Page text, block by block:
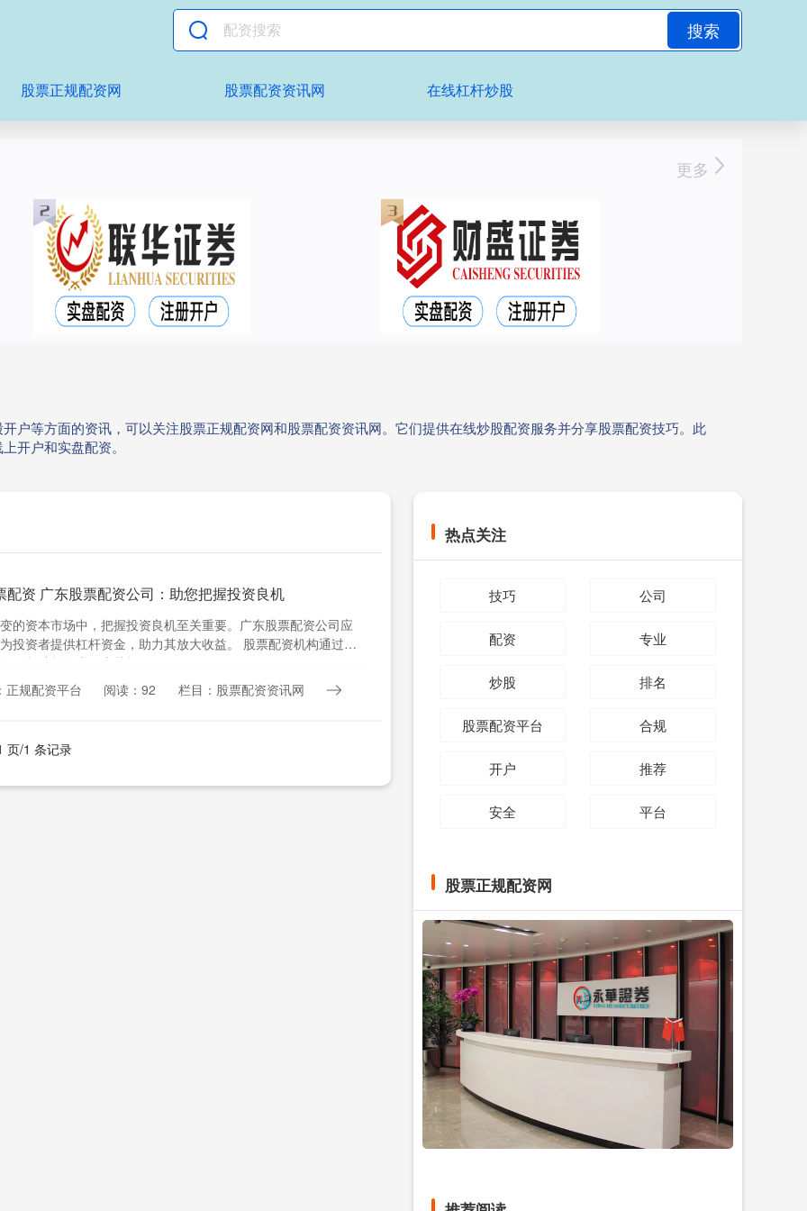
搜索
股票正规配资网 股票配资资讯网 在线杠杆炒股
更多
户等方面的资讯，可以关注股票正规配资网和股票配资资讯网。它们提供在线炒股配资服务并分享股票配资技巧。此
开户和实盘配资。
配资 广东股票配资公司：助您把握投资良机
的资本市场中，把握投资良机至关重要。广东股票配资公司应
投资者提供杠杆资金，助力其放大收益。 股票配资机构通过提
，帮助投资者放大其投....
正规配资平台
阅读：92 栏目：股票配资资讯网
页/1 条记录
热点关注
技巧 公司
配资 专业
炒股 排名
股票配资平台 合规
开户 推荐
安全 平台
股票正规配资网